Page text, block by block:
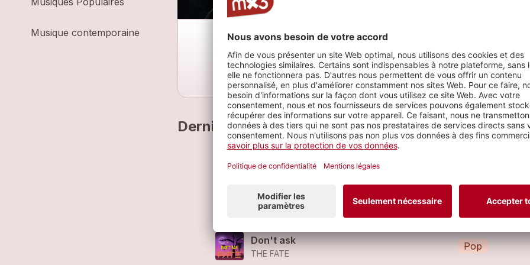
Musique contemporaine
Derniers morceaux
Rain on You
Rain on You
Don't ask
THE FATE
Pop